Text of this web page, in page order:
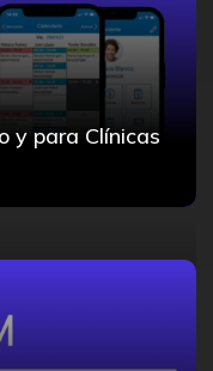
y para Clínicas